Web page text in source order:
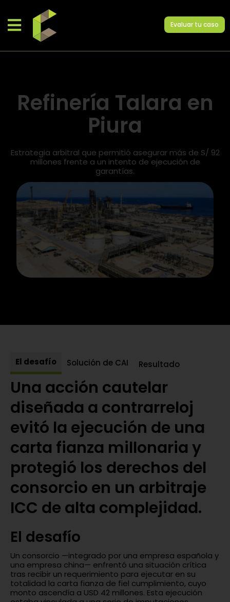
Evaluar tu caso
Refinería Talara en
Piura
Estrategia arbitral que permitió asegurar más de S/ 92
millones frente a un intento de ejecución de
garantías.
El desafío Solución de CAI Resultado
Una acción cautelar
diseñada a contrarreloj
evitó la ejecución de una
carta fianza millonaria y
protegió los derechos del
consorcio en un arbitraje
ICC de alta complejidad.
El desafío
Un consorcio —integrado por una empresa española y
una empresa china— enfrentó una situación crítica
tras recibir un requerimiento para ejecutar en su
totalidad la carta fianza de fiel cumplimiento, cuyo
monto ascendía a USD 42 millones. Esta ejecución